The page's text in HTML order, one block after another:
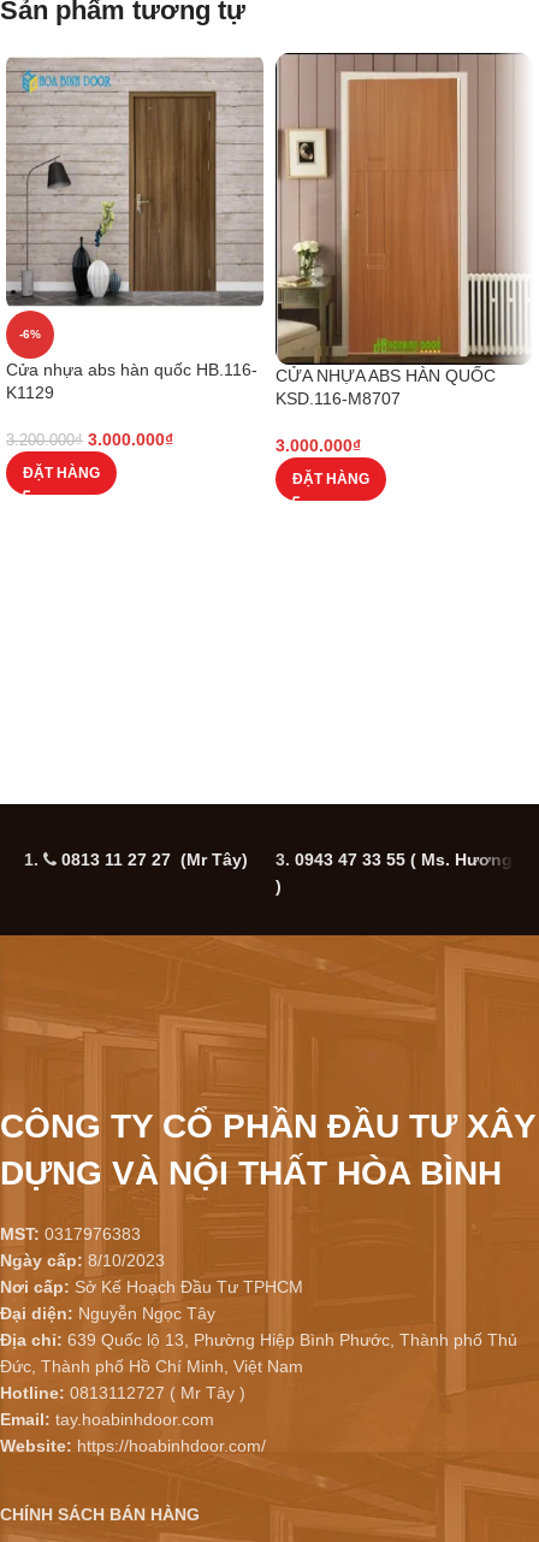
Sản phẩm tương tự
-6%
Cửa nhựa abs hàn quốc HB.116-
K1129
3.200.000₫ 3.000.000₫
ĐẶT HÀNG
CỬA NHỰA ABS HÀN QUỐC
KSD.116-M8707
3.000.000₫
ĐẶT HÀNG
1. 0813 11 27 27 (Mr Tây) 3. 0943 47 33 55 ( Ms. Hương
)
CÔNG TY CỔ PHẦN ĐẦU TƯ XÂY
DỰNG VÀ NỘI THẤT HÒA BÌNH
MST: 0317976383
Ngày cấp: 8/10/2023
Nơi cấp: Sở Kế Hoạch Đầu Tư TPHCM
Đại diện: Nguyễn Ngọc Tây
Địa chỉ: 639 Quốc lộ 13, Phường Hiệp Bình Phước, Thành phố Thủ
Đức, Thành phố Hồ Chí Minh, Việt Nam
Hotline: 0813112727 ( Mr Tây )
Email: tay.hoabinhdoor.com
Website: https://hoabinhdoor.com/
CHÍNH SÁCH BÁN HÀNG